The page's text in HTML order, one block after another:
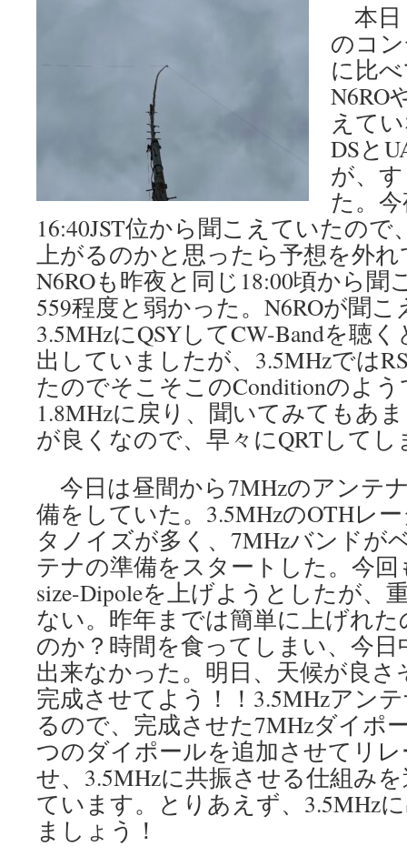
本日
のコ
に比
N6RO
えて
DSと
が、
た。
16:40JST位から聞こえていたの
上がるのかと思ったら予想を外
N6ROも昨夜と同じ18:00頃から聞
559程度と弱かった。N6ROが聞
3.5MHzにQSYしてCW-Bandを聴
出していましたが、3.5MHzでは
たのでそこそこのConditionのよ
1.8MHzに戻り、聞いてみてもあ
が良くなので、早々にQRTして
今日は昼間から7MHzのアンテ
備をしていた。3.5MHzのOTHレ
タノイズが多く、7MHzバンドが
テナの準備をスタートした。今
size-Dipoleを上げようとしたが、
ない。昨年までは簡単に上げれ
のか？時間を食ってしまい、今
出来なかった。明日、天候が良
完成させてよう！！3.5MHzアン
るので、完成させた7MHzダイポ
つのダイポールを追加させてリ
せ、3.5MHzに共振させる仕組み
ています。とりあえず、3.5MHz
ましょう！